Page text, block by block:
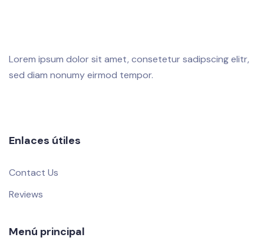
Lorem ipsum dolor sit amet, consetetur sadipscing elitr,
sed diam nonumy eirmod tempor.
Enlaces útiles
Contact Us
Reviews
Menú principal